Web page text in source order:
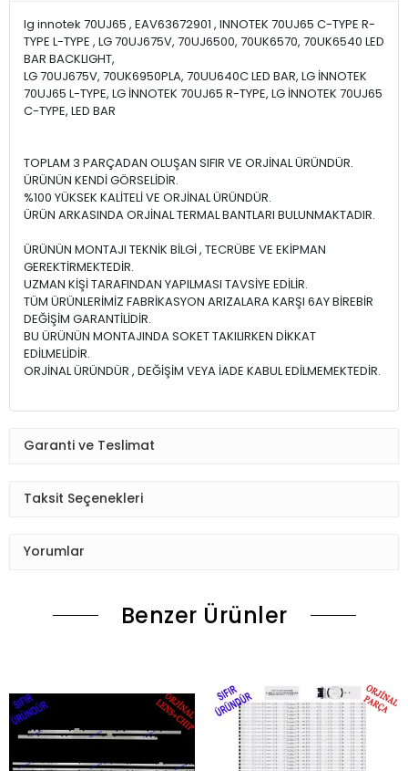
lg innotek 70UJ65 , EAV63672901 , INNOTEK 70UJ65 C-TYPE R-
TYPE L-TYPE , LG 70UJ675V, 70UJ6500, 70UK6570, 70UK6540 LED
BAR BACKLIGHT,
LG 70UJ675V, 70UK6950PLA, 70UU640C LED BAR, LG İNNOTEK
70UJ65 L-TYPE, LG İNNOTEK 70UJ65 R-TYPE, LG İNNOTEK 70UJ65
C-TYPE, LED BAR
TOPLAM 3 PARÇADAN OLUŞAN SIFIR VE ORJİNAL ÜRÜNDÜR.
ÜRÜNÜN KENDİ GÖRSELİDİR.
%100 YÜKSEK KALİTELİ VE ORJİNAL ÜRÜNDÜR.
ÜRÜN ARKASINDA ORJİNAL TERMAL BANTLARI BULUNMAKTADIR.
ÜRÜNÜN MONTAJI TEKNİK BİLGİ , TECRÜBE VE EKİPMAN
GEREKTİRMEKTEDİR.
UZMAN KİŞİ TARAFINDAN YAPILMASI TAVSİYE EDİLİR.
TÜM ÜRÜNLERİMİZ FABRİKASYON ARIZALARA KARŞI 6AY BİREBİR
DEĞİŞİM GARANTİLİDİR.
BU ÜRÜNÜN MONTAJINDA SOKET TAKILIRKEN DİKKAT
EDİLMELİDİR.
ORJİNAL ÜRÜNDÜR , DEĞİŞİM VEYA İADE KABUL EDİLMEMEKTEDİR.
Garanti ve Teslimat
Taksit Seçenekleri
Yorumlar
Benzer Ürünler